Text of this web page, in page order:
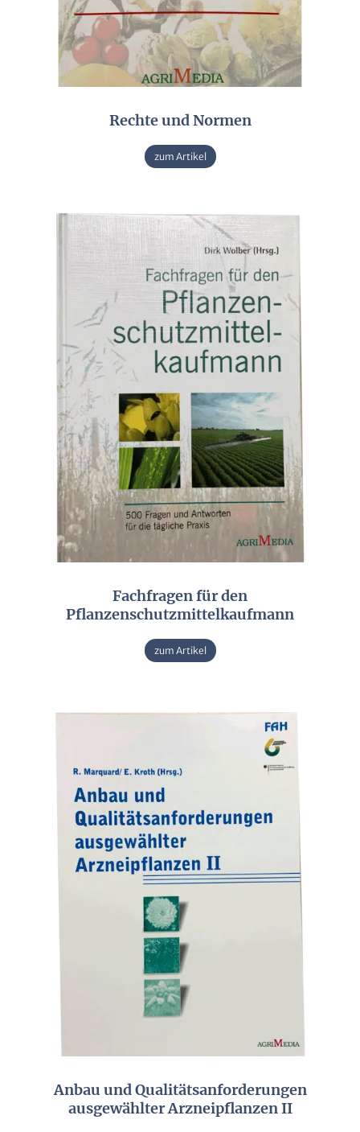
Rechte und Normen
zum Artikel
Fachfragen für den
Pflanzenschutzmittelkaufmann
zum Artikel
Anbau und Qualitätsanforderungen
ausgewählter Arzneipflanzen II